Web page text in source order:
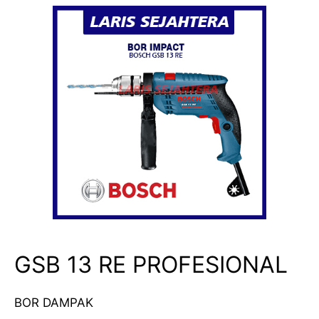
GSB 13 RE PROFESIONAL
BOR DAMPAK